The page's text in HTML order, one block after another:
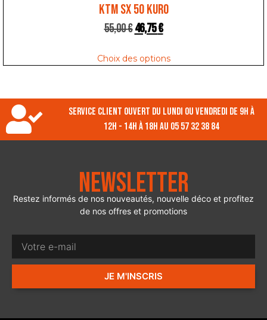
KTM SX 50 KURO
55,00€46,75€
Choix des options
Service client ouvert du lundi ou vendredi de 9h à
12h - 14h à 18h au 05 57 32 38 84
Newsletter
Restez informés de nos nouveautés, nouvelle déco et profitez
de nos offres et promotions
JE M'INSCRIS